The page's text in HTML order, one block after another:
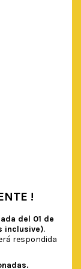
!
del 01 de
inclusive).
respondida